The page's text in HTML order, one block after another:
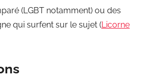
(LGBT notamment) ou des
qui surfent sur le sujet (Licorne